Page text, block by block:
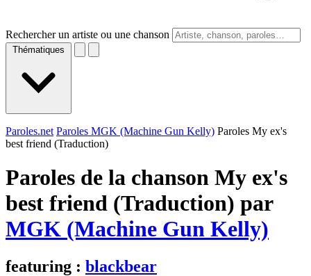
Rechercher un artiste ou une chanson
Thématiques
Paroles.net Paroles MGK (Machine Gun Kelly) Paroles My ex's
best friend (Traduction)
Paroles de la chanson My ex's
best friend (Traduction) par
MGK (Machine Gun Kelly)
featuring : blackbear